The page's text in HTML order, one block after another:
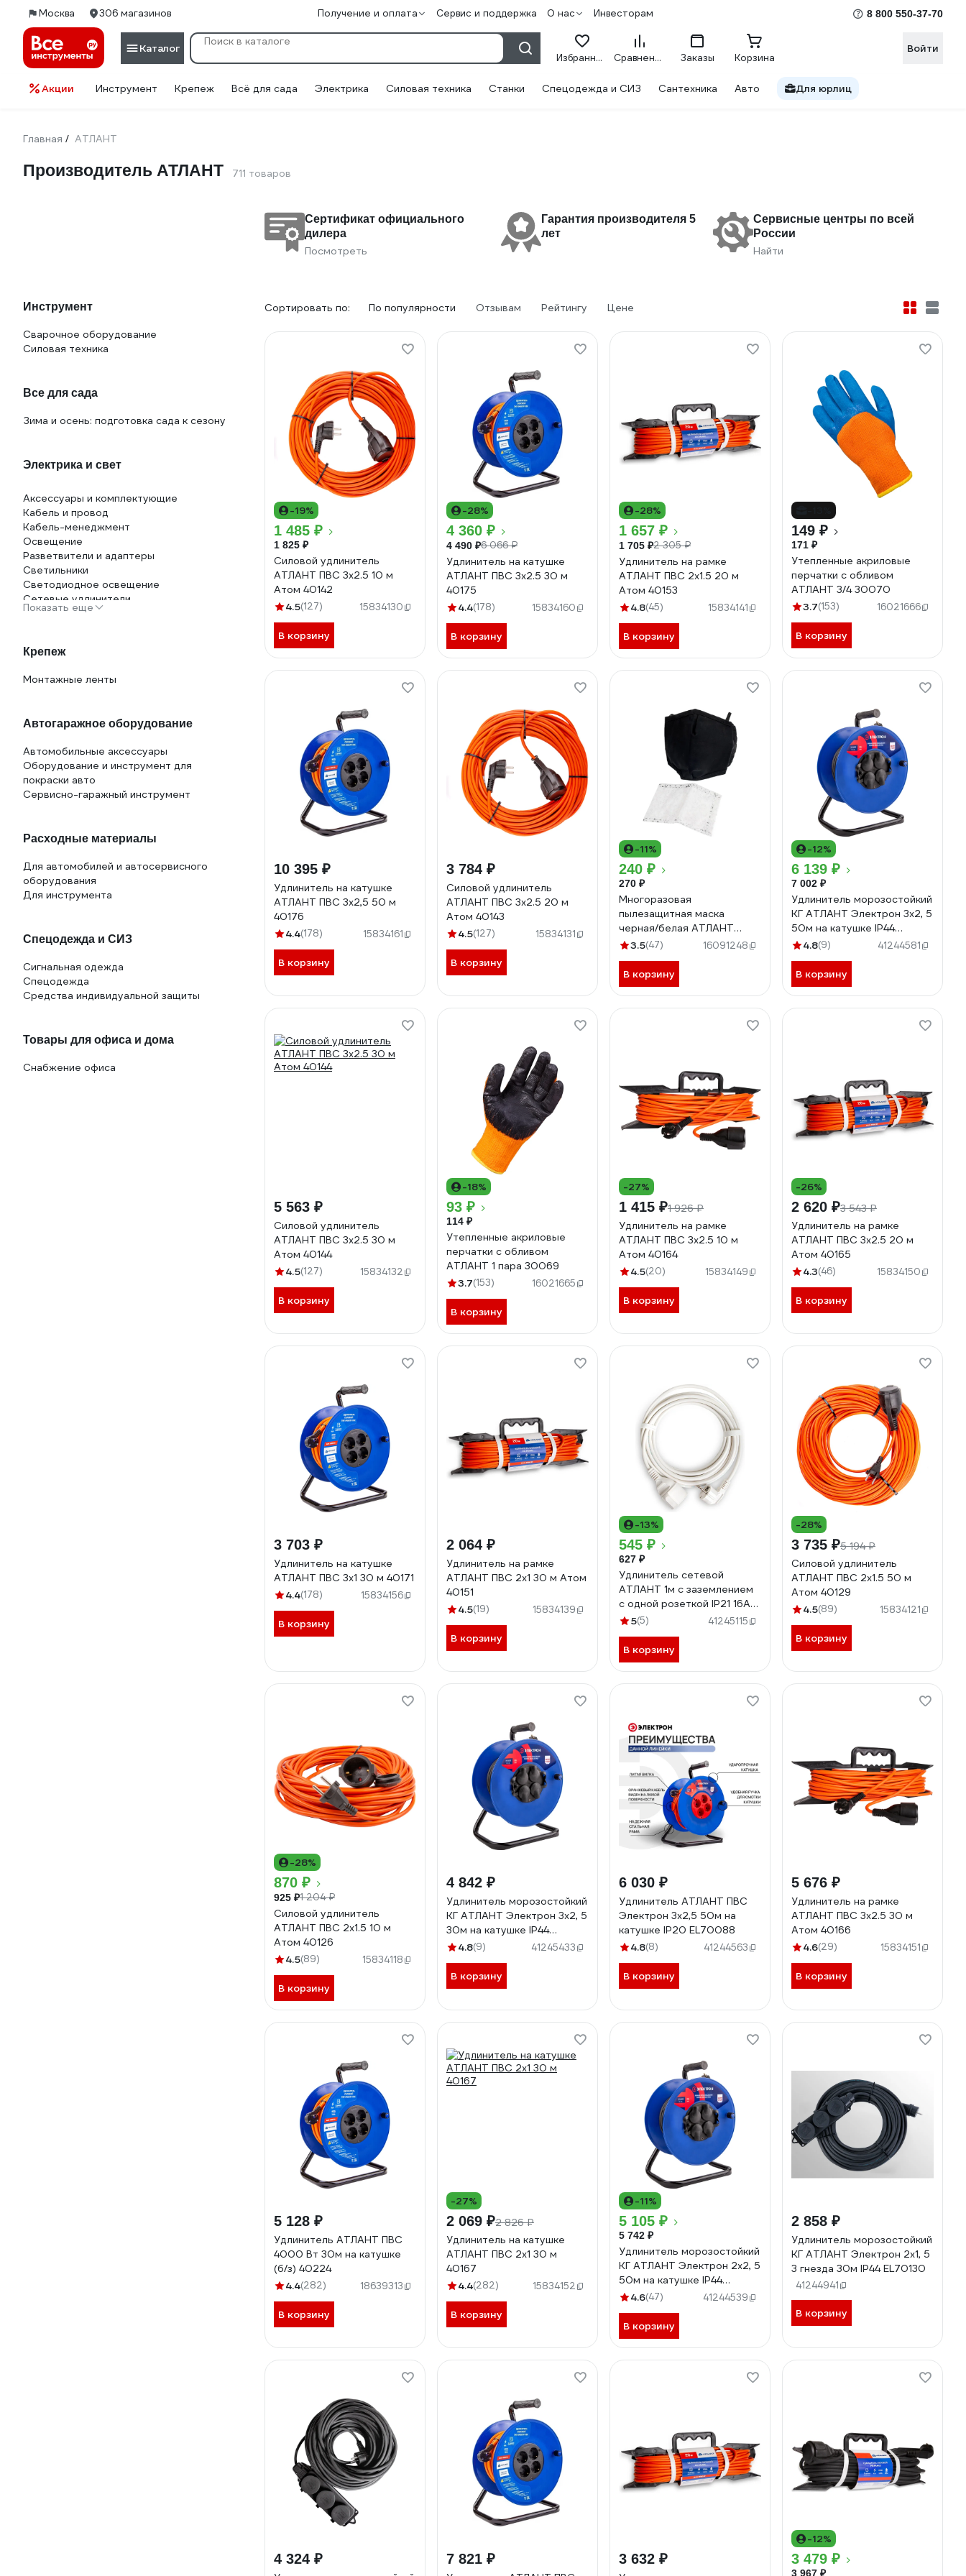
Москва 306 магазинов Получение и оплата Сервис и поддержка О нас Инвесторам 8 800 550-37-70
Каталог
Избранное Сравнение Заказы Корзина
Войти
Акции Инструмент Крепеж Всё для сада Электрика Силовая техника Станки Спецодежда и СИЗ Сантехника Авто Для юрлиц
Главная / АТЛАНТ
Производитель АТЛАНТ 711 товаров
Сертификат официального
дилера
Посмотреть
Гарантия производителя 5
лет
Сервисные центры по всей
России
Найти
Инструмент
Сварочное оборудование
Силовая техника
Все для сада
Зима и осень: подготовка сада к сезону
Электрика и свет
Аксессуары и комплектующие
Кабель и провод
Кабель-менеджмент
Освещение
Разветвители и адаптеры
Светильники
Светодиодное освещение
Сетевые удлинители
Показать еще
Крепеж
Монтажные ленты
Автогаражное оборудование
Автомобильные аксессуары
Оборудование и инструмент для
покраски авто
Сервисно-гаражный инструмент
Расходные материалы
Для автомобилей и автосервисного
оборудования
Для инструмента
Спецодежда и СИЗ
Сигнальная одежда
Спецодежда
Средства индивидуальной защиты
Товары для офиса и дома
Снабжение офиса
Сортировать по: По популярности Отзывам Рейтингу Цене
-19%
1 485 ₽
1 825 ₽
Силовой удлинитель
АТЛАНТ ПВС 3x2.5 10 м
Атом 40142
4.5(127) 15834130
В корзину
-28%
4 360 ₽
4 490 ₽6 066 ₽
Удлинитель на катушке
АТЛАНТ ПВС 3x2.5 30 м
40175
4.4(178) 15834160
В корзину
-28%
1 657 ₽
1 705 ₽2 305 ₽
Удлинитель на рамке
АТЛАНТ ПВС 2x1.5 20 м
Атом 40153
4.8(45) 15834141
В корзину
149 ₽
171 ₽
Утепленные акриловые
перчатки с обливом
АТЛАНТ 3/4 30070
3.7(153) 16021666
В корзину
10 395 ₽
Удлинитель на катушке
АТЛАНТ ПВС 3х2,5 50 м
40176
4.4(178) 15834161
В корзину
3 784 ₽
Силовой удлинитель
АТЛАНТ ПВС 3x2.5 20 м
Атом 40143
4.5(127) 15834131
В корзину
-11%
240 ₽
270 ₽
Многоразовая
пылезащитная маска
черная/белая АТЛАНТ
30076
3.5(47) 16091248
В корзину
-12%
6 139 ₽
7 002 ₽
Удлинитель морозостойкий
КГ АТЛАНТ Электрон 3х2, 5
50м на катушке IP44
EL70114
4.8(9) 41244581
В корзину
5 563 ₽
Силовой удлинитель
АТЛАНТ ПВС 3x2.5 30 м
Атом 40144
4.5(127) 15834132
В корзину
-18%
93 ₽
114 ₽
Утепленные акриловые
перчатки с обливом
АТЛАНТ 1 пара 30069
3.7(153) 16021665
В корзину
-27%
1 415 ₽1 926 ₽
Удлинитель на рамке
АТЛАНТ ПВС 3x2.5 10 м
Атом 40164
4.5(20) 15834149
В корзину
-26%
2 620 ₽3 543 ₽
Удлинитель на рамке
АТЛАНТ ПВС 3x2.5 20 м
Атом 40165
4.3(46) 15834150
В корзину
3 703 ₽
Удлинитель на катушке
АТЛАНТ ПВС 3x1 30 м 40171
4.4(178) 15834156
В корзину
2 064 ₽
Удлинитель на рамке
АТЛАНТ ПВС 2x1 30 м Атом
40151
4.5(19) 15834139
В корзину
-13%
545 ₽
627 ₽
Удлинитель сетевой
АТЛАНТ 1м с заземлением
с одной розеткой IP21 16А
ПВС ГОСТ 3х1,5 белый
5(5) 41245115
В корзину
-28%
3 735 ₽5 194 ₽
Силовой удлинитель
АТЛАНТ ПВС 2x1.5 50 м
Атом 40129
4.5(89) 15834121
В корзину
-28%
870 ₽
925 ₽1 204 ₽
Силовой удлинитель
АТЛАНТ ПВС 2x1.5 10 м
Атом 40126
4.5(89) 15834118
В корзину
4 842 ₽
Удлинитель морозостойкий
КГ АТЛАНТ Электрон 3х2, 5
30м на катушке IP44
EL70112
4.8(9) 41245433
В корзину
6 030 ₽
Удлинитель АТЛАНТ ПВС
Электрон 3х2,5 50м на
катушке IP20 EL70088
4.8(8) 41244563
В корзину
5 676 ₽
Удлинитель на рамке
АТЛАНТ ПВС 3x2.5 30 м
Атом 40166
4.6(29) 15834151
В корзину
5 128 ₽
Удлинитель АТЛАНТ ПВС
4000 Вт 30м на катушке
(б/з) 40224
4.4(282) 18639313
В корзину
-27%
2 069 ₽2 826 ₽
Удлинитель на катушке
АТЛАНТ ПВС 2x1 30 м
40167
4.4(282) 15834152
В корзину
-11%
5 105 ₽
5 742 ₽
Удлинитель морозостойкий
КГ АТЛАНТ Электрон 2х2, 5
50м на катушке IP44
EL70142
4.6(47) 41244539
В корзину
2 858 ₽
Удлинитель морозостойкий
КГ АТЛАНТ Электрон 2х1, 5
3 гнезда 30м IP44 EL70130
41244941
В корзину
4 324 ₽ 7 821 ₽ 3 632 ₽
-12%
3 479 ₽
3 967 ₽